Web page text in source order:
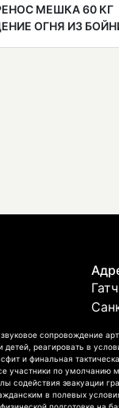
МЕШКА 60 КГ
ОГНЯ ИЗ
сопровождение
реагировать в
и финальная
участники по умолчанию
содействия эвакуации
в полевых